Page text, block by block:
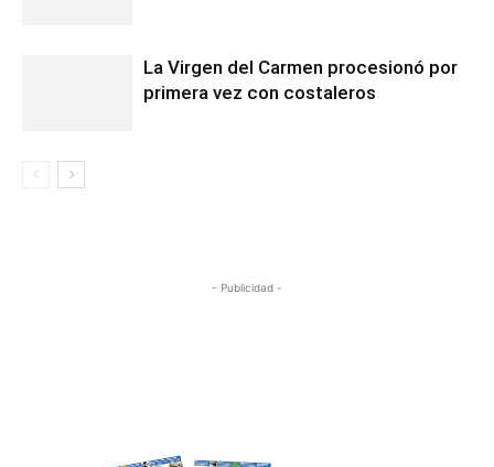
La Virgen del Carmen procesionó por
primera vez con costaleros
- Publicidad -